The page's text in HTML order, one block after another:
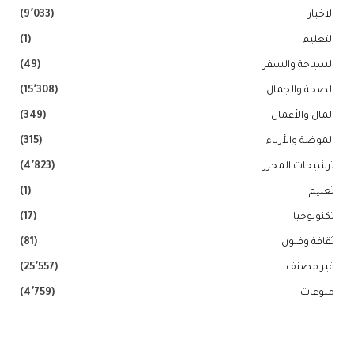
الاخبار (9٬033)
التعليم (1)
السياحة والسفر (49)
الصحة والجمال (15٬308)
المال والأعمال (349)
الموضة والأزياء (315)
ترشيحات المحرر (4٬823)
تعليم (1)
تكنولوجيا (17)
ثقافة وفنون (81)
غير مصنف (25٬557)
منوعات (4٬759)